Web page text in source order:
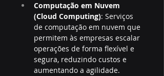
Computação em Nuvem
(Cloud Computing): Serviços
de computação em nuvem que
permitem às empresas escalar
operações de forma flexível e
segura, reduzindo custos e
aumentando a agilidade.